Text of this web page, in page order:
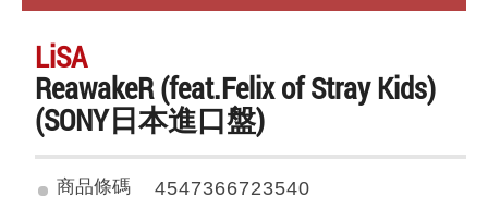
LiSA
ReawakeR (feat.Felix of Stray Kids)
(SONY日本進口盤)
商品條碼 4547366723540